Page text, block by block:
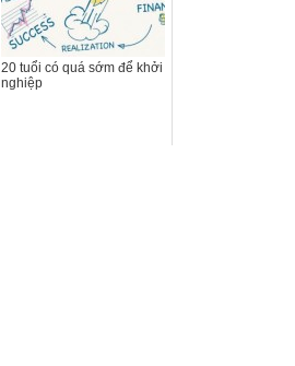
20 tuổi có quá sớm để khởi
nghiệp